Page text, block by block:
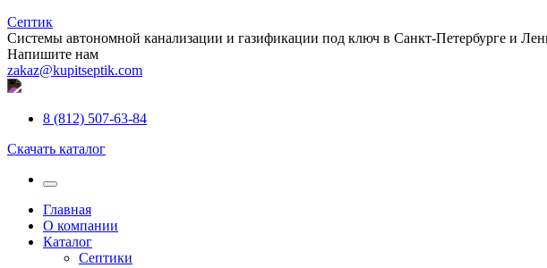
Септик
Системы автономной канализации и газификации под ключ в Санкт-Петербурге и
Напишите нам
zakaz@kupitseptik.com
8 (812) 507-63-84
Скачать каталог
Главная
О компании
Каталог
Септики